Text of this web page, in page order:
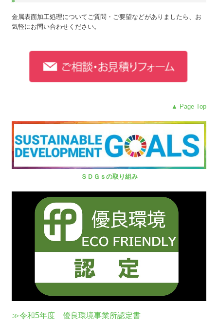
金属表面加工処理についてご質問・ご要望などがありましたら、お
気軽にお問い合わせください。
▲ Page Top
ＳＤＧｓの取り組み
≫令和5年度 優良環境事業所認定書